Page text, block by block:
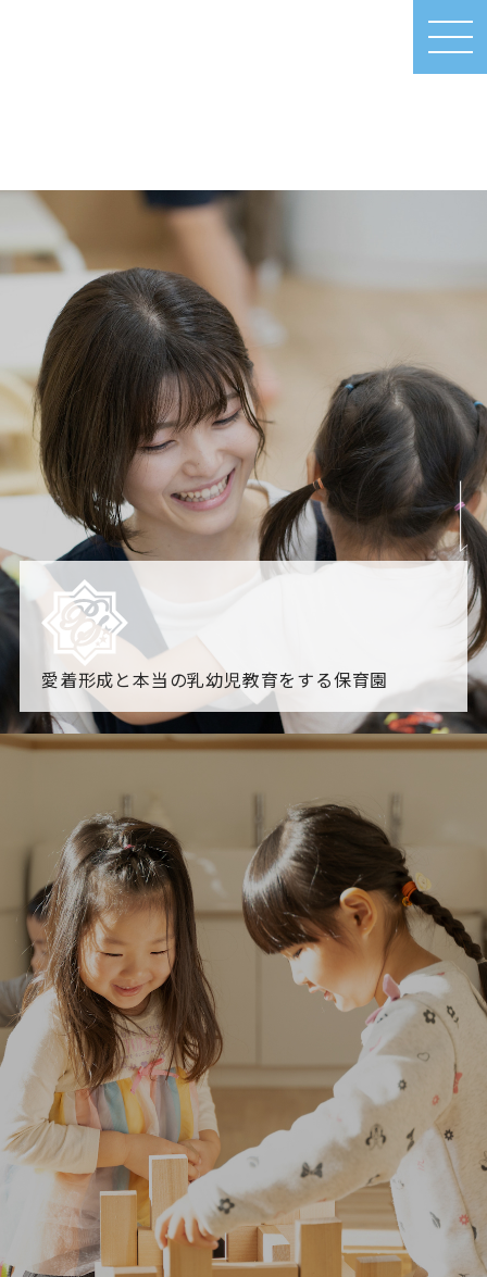
MEN
U
愛着形成と本当の乳幼児教育をする保育園
園からのお知らせ
「すくすく子育て」でリトルスター保育園が紹介されま
各園のブログ
2026.08.06 赤しそジュース作り～にじ組～2026.08.0
5 【そら組】誕生会
一覧を見る